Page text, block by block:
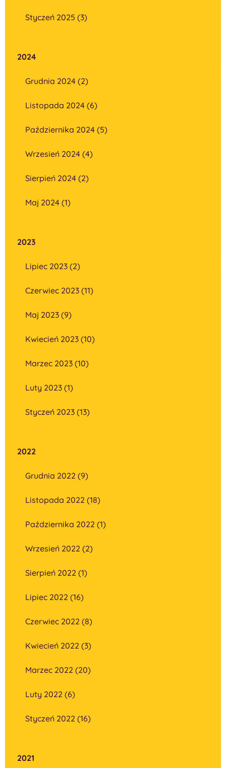
Styczeń 2025 (3)
2024
Grudnia 2024 (2)
Listopada 2024 (6)
Października 2024 (5)
Wrzesień 2024 (4)
Sierpień 2024 (2)
Maj 2024 (1)
2023
Lipiec 2023 (2)
Czerwiec 2023 (11)
Maj 2023 (9)
Kwiecień 2023 (10)
Marzec 2023 (10)
Luty 2023 (1)
Styczeń 2023 (13)
2022
Grudnia 2022 (9)
Listopada 2022 (18)
Października 2022 (1)
Wrzesień 2022 (2)
Sierpień 2022 (1)
Lipiec 2022 (16)
Czerwiec 2022 (8)
Kwiecień 2022 (3)
Marzec 2022 (20)
Luty 2022 (6)
Styczeń 2022 (16)
2021